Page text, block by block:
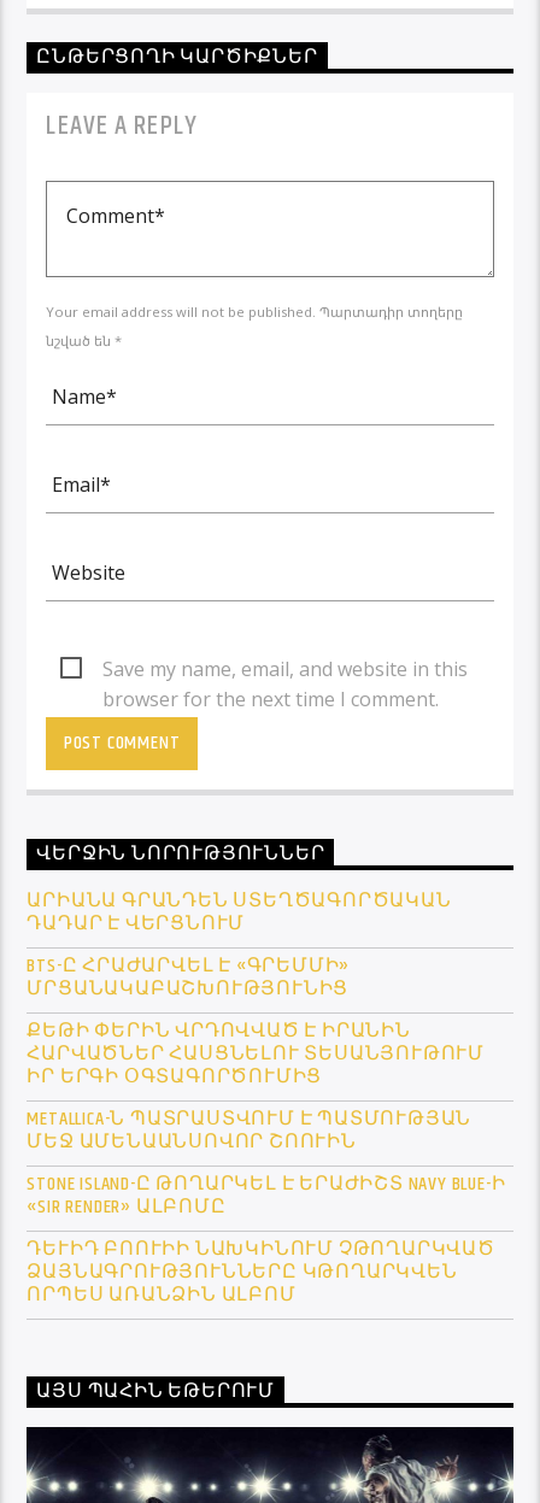
ԸՆԹԵՐՑՈՂԻ ԿԱՐԾԻՔՆԵՐ
LEAVE A REPLY
Your email address will not be published. Պարտադիր տողերը
նշված են *
Save my name, email, and website in this
browser for the next time I comment.
ՎԵՐՋԻՆ ՆՈՐՈՒԹՅՈՒՆՆԵՐ
ԱՐԻԱՆԱ ԳՐԱՆԴԵՆ ՍՏԵՂԾԱԳՈՐԾԱԿԱՆ
ԴԱԴԱՐ Է ՎԵՐՑՆՈՒՄ
BTS-Ը ՀՐԱԺԱՐՎԵԼ Է «ԳՐԵՄՄԻ»
ՄՐՑԱՆԱԿԱԲԱՇԽՈՒԹՅՈՒՆԻՑ
ՔԵԹԻ ՓԵՐԻՆ ՎՐԴՈՎՎԱԾ Է ԻՐԱՆԻՆ
ՀԱՐՎԱԾՆԵՐ ՀԱՍՑՆԵԼՈՒ ՏԵՍԱՆՅՈՒԹՈՒՄ
ԻՐ ԵՐԳԻ ՕԳՏԱԳՈՐԾՈՒՄԻՑ
METALLICA-Ն ՊԱՏՐԱՍՏՎՈՒՄ Է ՊԱՏՄՈՒԹՅԱՆ
ՄԵՋ ԱՄԵՆԱԱՆՍՈՎՈՐ ՇՈՈՒԻՆ
STONE ISLAND-Ը ԹՈՂԱՐԿԵԼ Է ԵՐԱԺԻՇՏ NAVY BLUE-Ի
«SIR RENDER» ԱԼԲՈՄԸ
ԴԵՒԻԴ ԲՈՈՒԻԻ ՆԱԽԿԻՆՈՒՄ ՉԹՈՂԱՐԿՎԱԾ Ձ
ԱՅՆԱԳՐՈՒԹՅՈՒՆՆԵՐԸ ԿԹՈՂԱՐԿՎԵՆ Ո
ՐՊԵՍ ԱՌԱՆՁԻՆ ԱԼԲՈՄ
ԱՅՍ ՊԱՀԻՆ ԵԹԵՐՈՒՄ